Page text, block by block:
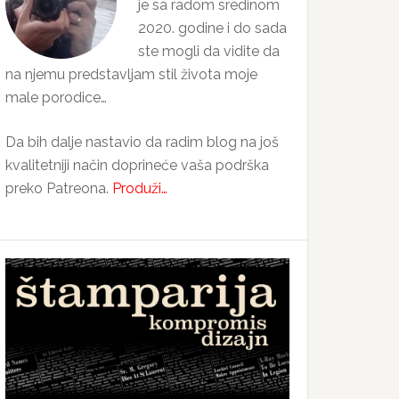
je sa radom sredinom
2020. godine i do sada
ste mogli da vidite da
na njemu predstavljam stil života moje
male porodice…
Da bih dalje nastavio da radim blog na još
kvalitetniji način doprineće vaša podrška
preko Patreona. Produži…